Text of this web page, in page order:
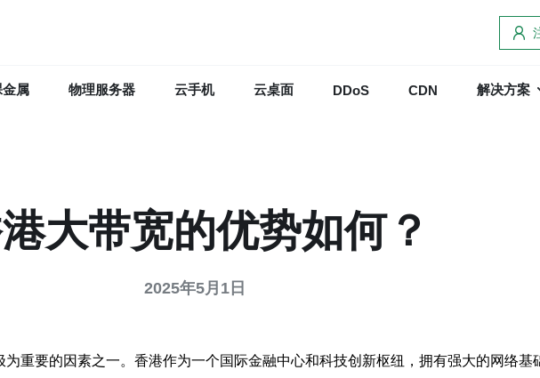
金属 物理服务器 云手机 云桌面 DDoS CDN 解决方案
大带宽的优势如何？
2025年5月1日
重要的因素之一。香港作为一个国际金融中心和科技创新枢纽，拥有强大的网络